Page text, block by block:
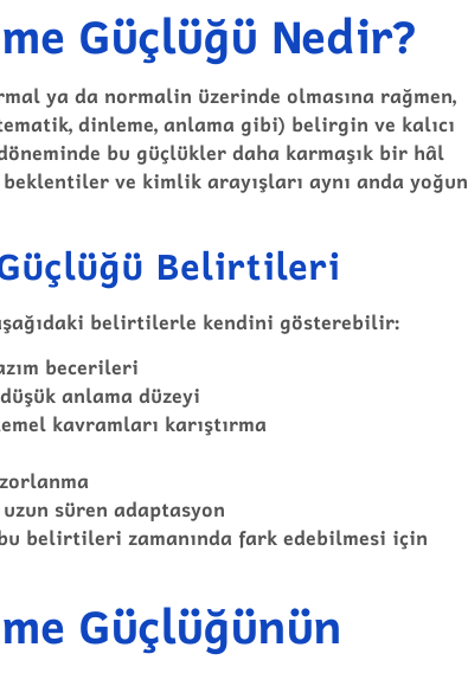
Güçlüğü Nedir?
ya da normalin üzerinde olmasına rağmen,
dinleme, anlama gibi) belirgin ve kalıcı
bu güçlükler daha karmaşık bir hâl
ve kimlik arayışları aynı anda yoğun
Belirtileri
belirtilerle kendini gösterebilir:
becerileri
düşük anlama düzeyi
kavramları karıştırma
süren adaptasyon
belirtileri zamanında fark edebilmesi için
Güçlüğünün